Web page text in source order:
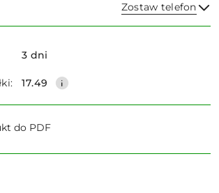
Zostaw telefon
3 dni
17.49
do PDF